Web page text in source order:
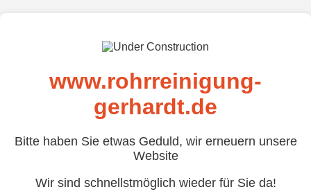
www.rohrreinigung-
gerhardt.de
Bitte haben Sie etwas Geduld, wir erneuern unsere
Website
Wir sind schnellstmöglich wieder für Sie da!